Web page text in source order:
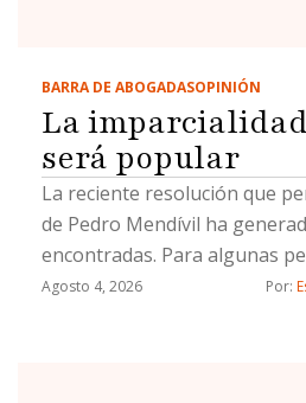
BARRA DE ABOGADASOPINIÓN
La
será popular
La reciente resolución que
de Pedro Mendívil ha
encontradas. Para algunas
una decisión equivocada;
Agosto 4, 2026 Por: